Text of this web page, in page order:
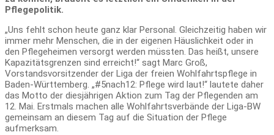
Pflegepolitik.
„Uns fehlt schon heute ganz klar Personal. Gleichzeitig haben wir
immer mehr Menschen, die in der eigenen Häuslichkeit oder in
den Pflegeheimen versorgt werden müssten. Das heißt, unsere
Kapazitätsgrenzen sind erreicht!“ sagt Marc Groß,
Vorstandsvorsitzender der Liga der freien Wohlfahrtspflege in
Baden-Württemberg. „#5nach12: Pflege wird laut!“ lautete daher
das Motto der diesjährigen Aktion zum Tag der Pflegenden am
12. Mai. Erstmals machen alle Wohlfahrtsverbände der Liga-BW
gemeinsam an diesem Tag auf die Situation der Pflege
aufmerksam.